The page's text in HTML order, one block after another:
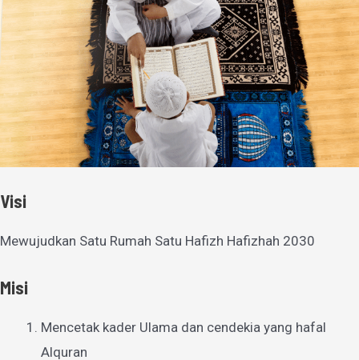
Visi
Mewujudkan Satu Rumah Satu Hafizh Hafizhah 2030
Misi
Mencetak kader Ulama dan cendekia yang hafal
Alquran